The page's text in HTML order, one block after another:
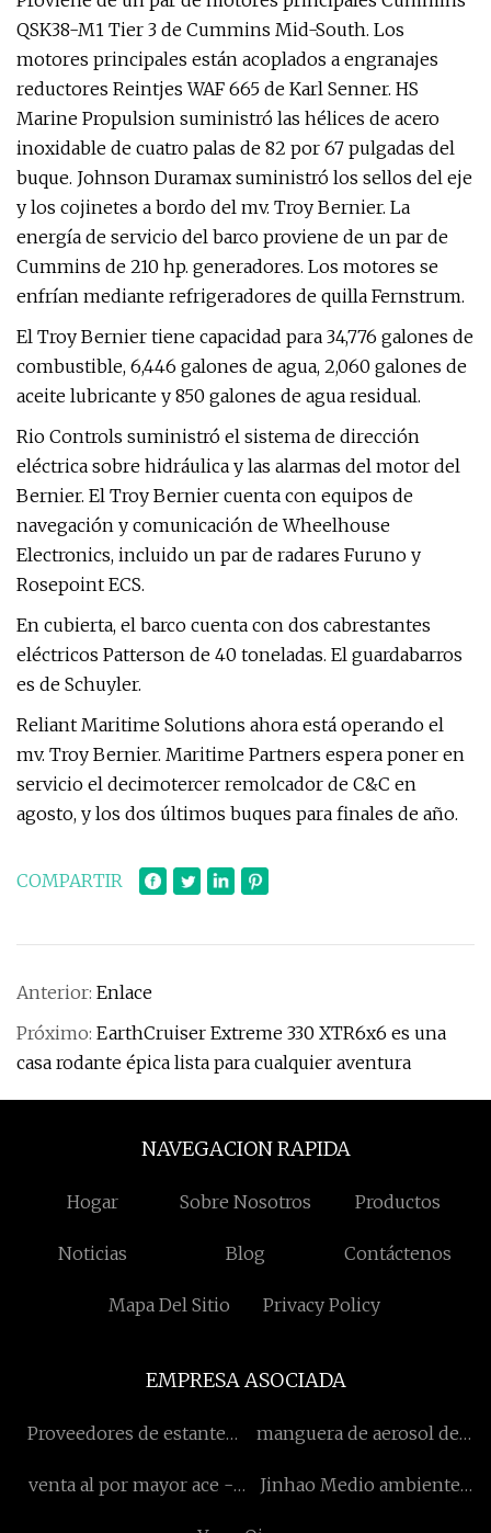
QSK38-M1 Tier 3 de Cummins Mid-South. Los
motores principales están acoplados a engranajes
reductores Reintjes WAF 665 de Karl Senner. HS
Marine Propulsion suministró las hélices de acero
inoxidable de cuatro palas de 82 por 67 pulgadas del
buque. Johnson Duramax suministró los sellos del eje
y los cojinetes a bordo del mv. Troy Bernier. La
energía de servicio del barco proviene de un par de
Cummins de 210 hp. generadores. Los motores se
enfrían mediante refrigeradores de quilla Fernstrum.
El Troy Bernier tiene capacidad para 34,776 galones de
combustible, 6,446 galones de agua, 2,060 galones de
aceite lubricante y 850 galones de agua residual.
Rio Controls suministró el sistema de dirección
eléctrica sobre hidráulica y las alarmas del motor del
Bernier. El Troy Bernier cuenta con equipos de
navegación y comunicación de Wheelhouse
Electronics, incluido un par de radares Furuno y
Rosepoint ECS.
En cubierta, el barco cuenta con dos cabrestantes
eléctricos Patterson de 40 toneladas. El guardabarros
es de Schuyler.
Reliant Maritime Solutions ahora está operando el
mv. Troy Bernier. Maritime Partners espera poner en
servicio el decimotercer remolcador de C&C en
agosto, y los dos últimos buques para finales de año.
COMPARTIR
Anterior: Enlace
Próximo: EarthCruiser Extreme 330 XTR6x6 es una
casa rodante épica lista para cualquier aventura
NAVEGACION RAPIDA
Hogar Sobre Nosotros Productos
Noticias Blog Contáctenos
Mapa Del Sitio Privacy Policy
EMPRESA ASOCIADA
Proveedores de estantes
manguera de aerosol del
venta al por mayor ace -
Jinhao Medio ambiente